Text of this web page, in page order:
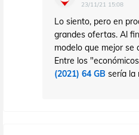
23/11/21 15:08
Lo siento, pero en
grandes ofertas. Al
modelo que mejor se
Entre los
(2021) 64 GB sería la